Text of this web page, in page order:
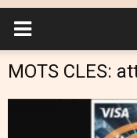
MOTS CLES: